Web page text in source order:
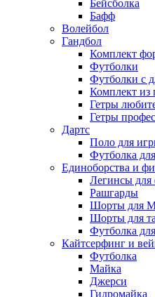
Бейсболка
Бафф
Волейбол
Гандбол
Комплект
Футболки
Футболки с
Комплект из
Гетры
Гетры
Дартс
Поло для
Футболка
Единоборства и
Легинсы для
Рашгарды
Шорты для
Шорты для
Футболка
Кайтсерфинг и
Футболка
Майка
Джерси
Гидромайка